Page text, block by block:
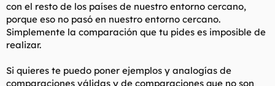
con el resto de los países de nuestro entorno cercano,
porque eso no pasó en nuestro entorno cercano.
Simplemente la comparación que tu pides es imposible de
realizar.
Si quieres te puedo poner ejemplos y analogías de
comparaciones válidas y de comparaciones que no son